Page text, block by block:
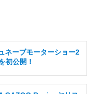
ネーブモーターショー2
初公開！